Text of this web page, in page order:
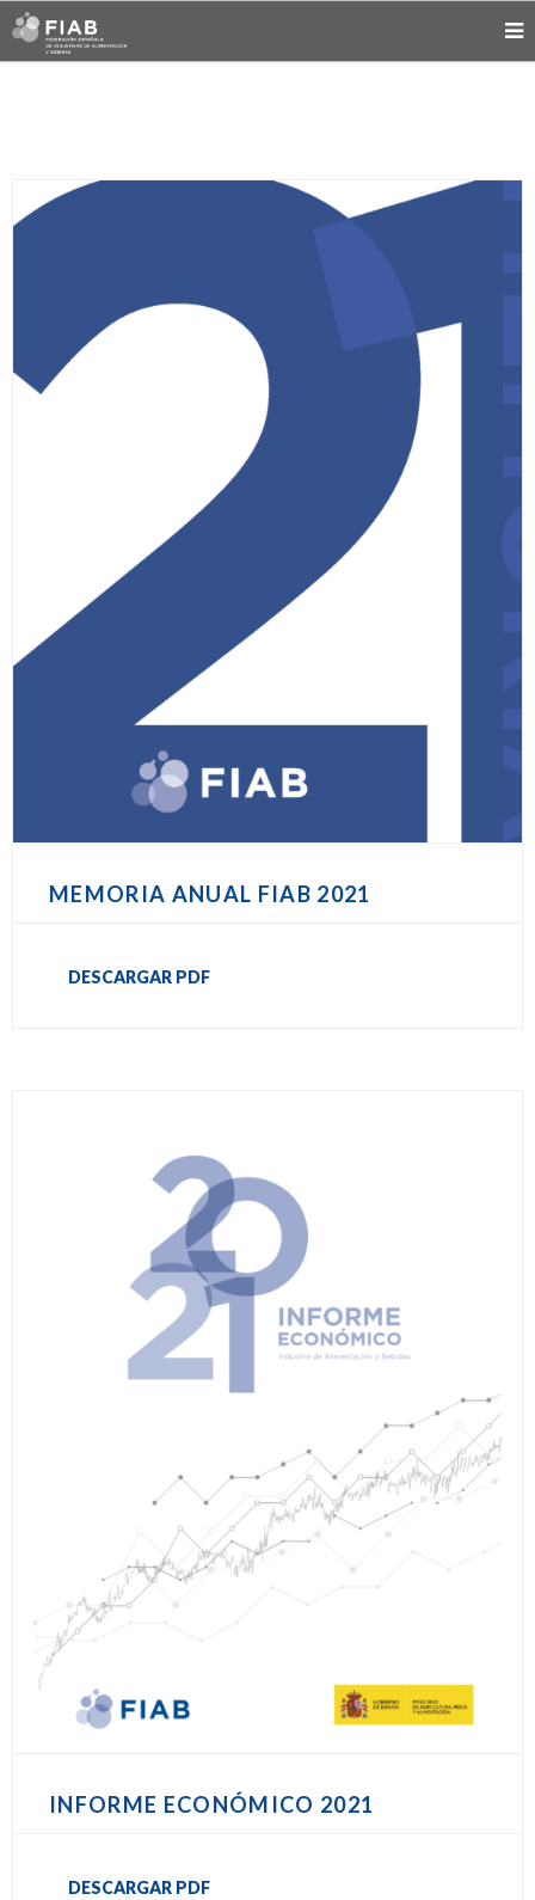
MEMORIA ANUAL FIAB 2021
DESCARGAR PDF
INFORME ECONÓMICO 2021
DESCARGAR PDF